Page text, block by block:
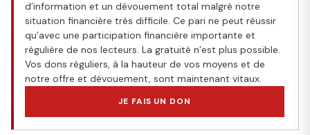
d’information et un dévouement total malgré notre
situation financière très difficile. Ce pari ne peut réussir
qu’avec une participation financière importante et
régulière de nos lecteurs. La gratuité n’est plus possible.
Vos dons réguliers, à la hauteur de vos moyens et de
notre offre et dévouement, sont maintenant vitaux.
JE FAIS UN DON